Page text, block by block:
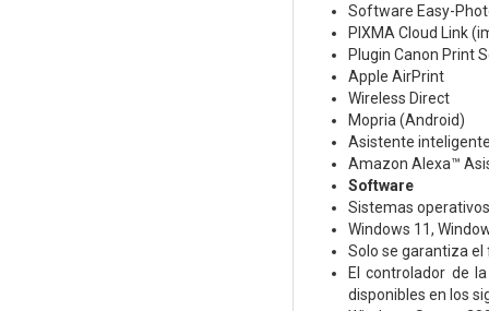
Software Easy-
PIXMA Cloud Link
Plugin Canon Print
Apple AirPrint
Wireless Direct
Mopria (Android)
Asistente
Amazon Alexa™
Software
Sistemas
Windows 11,
Solo se garantiza el
El controlador de
disponibles en los